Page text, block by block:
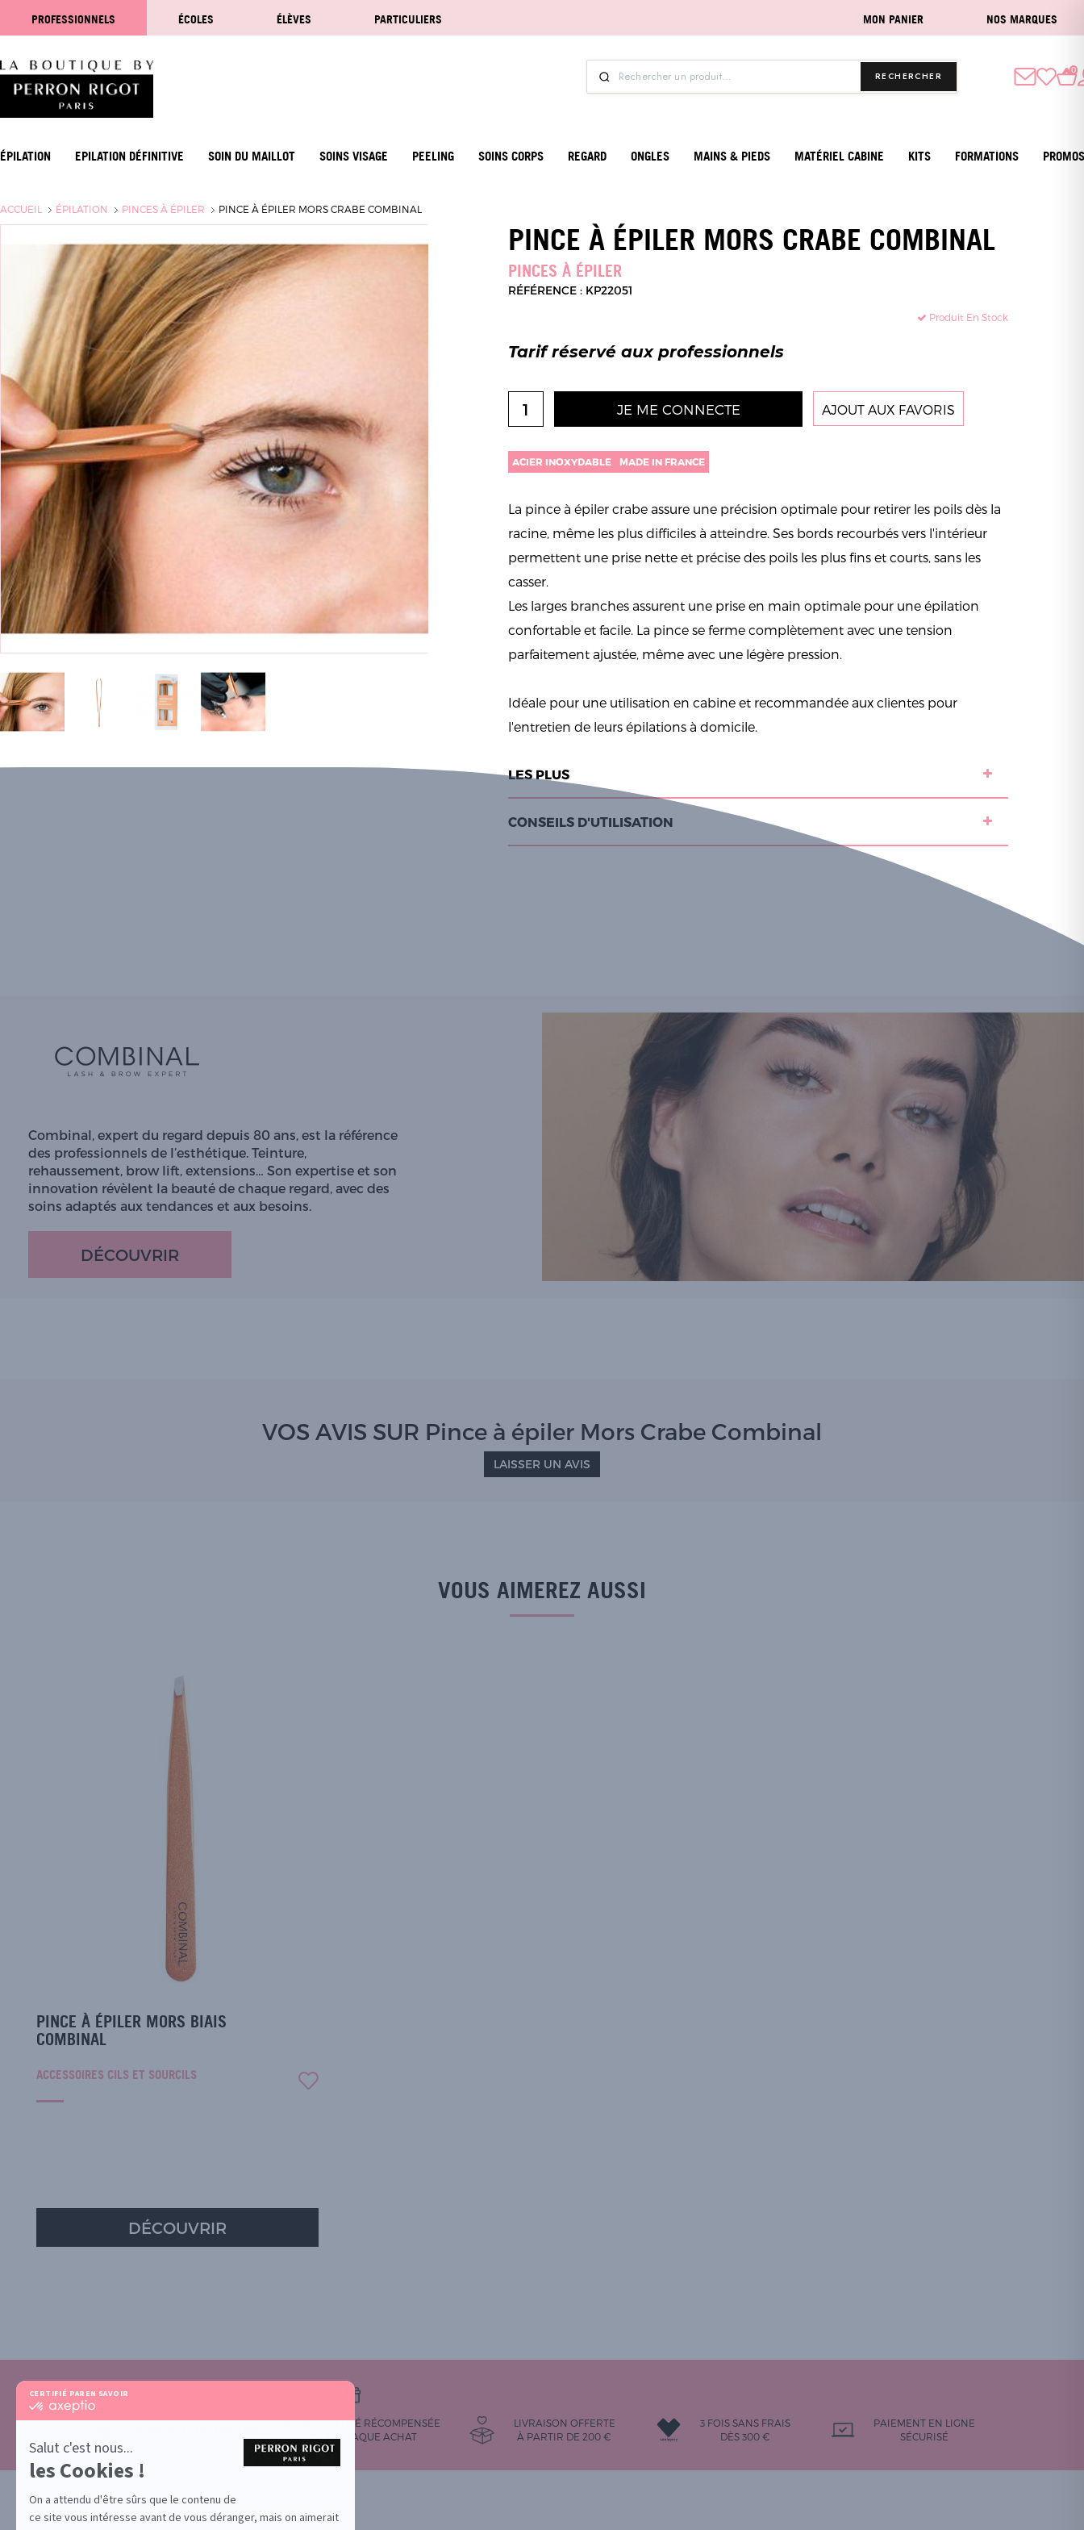
CERTIFIÉ PAR EN SAVOIR PLUS SUR
certifié
-
En
savoir
plus
sur
Axeptio
Salut c'est nous...
les Cookies !
On a attendu d'être sûrs que le contenu de
ce site vous intéresse avant de vous déranger, mais on aimerait
PROFESSIONNELS ÉCOLES ÉLÈVES PARTICULIERS MON PANIER NOS MARQUES
RECHERCHER
0
ÉPILATION EPILATION DÉFINITIVE SOIN DU MAILLOT SOINS VISAGE PEELING SOINS CORPS REGARD ONGLES MAINS & PIEDS MATÉRIEL CABINE KITS FORMATIONS PROMOS
ACCUEIL ÉPILATION PINCES À ÉPILER PINCE À ÉPILER MORS CRABE COMBINAL
PINCE À ÉPILER MORS CRABE COMBINAL
PINCES À ÉPILER
RÉFÉRENCE : KP22051
Produit En Stock
Tarif réservé aux professionnels
JE ME CONNECTE AJOUT AUX FAVORIS
ACIER INOXYDABLE MADE IN FRANCE
La pince à épiler crabe assure une précision optimale pour retirer les poils dès la
racine, même les plus difficiles à atteindre. Ses bords recourbés vers l'intérieur
permettent une prise nette et précise des poils les plus fins et courts, sans les
casser.
Les larges branches assurent une prise en main optimale pour une épilation
confortable et facile. La pince se ferme complètement avec une tension
parfaitement ajustée, même avec une légère pression.
Idéale pour une utilisation en cabine et recommandée aux clientes pour
l'entretien de leurs épilations à domicile.
LES PLUS
CONSEILS D'UTILISATION
Combinal, expert du regard depuis 80 ans, est la référence
des professionnels de l’esthétique. Teinture,
rehaussement, brow lift, extensions… Son expertise et son
innovation révèlent la beauté de chaque regard, avec des
soins adaptés aux tendances et aux besoins.
DÉCOUVRIR
VOS AVIS SUR Pince à épiler Mors Crabe Combinal
LAISSER UN AVIS
VOUS AIMEREZ AUSSI
PINCE À ÉPILER MORS BIAIS
COMBINAL
ACCESSOIRES CILS ET SOURCILS
DÉCOUVRIR
VOTRE FIDÉLITÉ RÉCOMPENSÉE
POUR CHAQUE ACHAT
LIVRAISON OFFERTE
À PARTIR DE 200 €
3 FOIS SANS FRAIS
DÈS 300 €
PAIEMENT EN LIGNE
SÉCURISÉ